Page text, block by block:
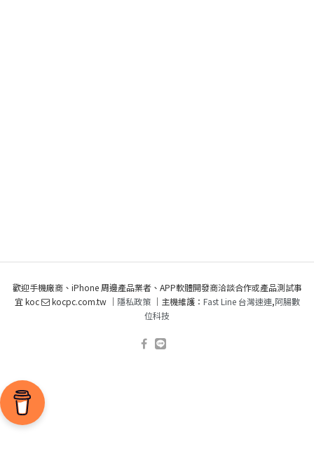
歡迎手機廠商、iPhone 周邊產品業者、APP軟體開發商洽談合作或產品測試事
宜 koc
kocpc.com.tw ｜ 隱私政策｜主機維護： Fast Line 台灣速連,阿腸數
位科技